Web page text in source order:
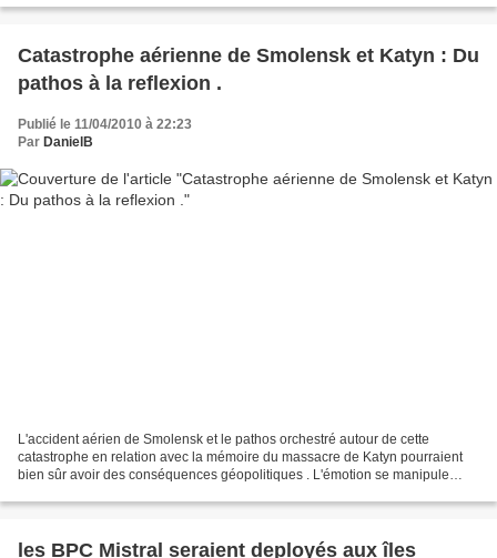
Catastrophe aérienne de Smolensk et Katyn : Du
pathos à la reflexion .
Publié le 11/04/2010 à 22:23
Par DanielB
L'accident aérien de Smolensk et le pathos orchestré autour de cette
catastrophe en relation avec la mémoire du massacre de Katyn pourraient
bien sûr avoir des conséquences géopolitiques . L'émotion se manipule
les BPC Mistral seraient deployés aux îles